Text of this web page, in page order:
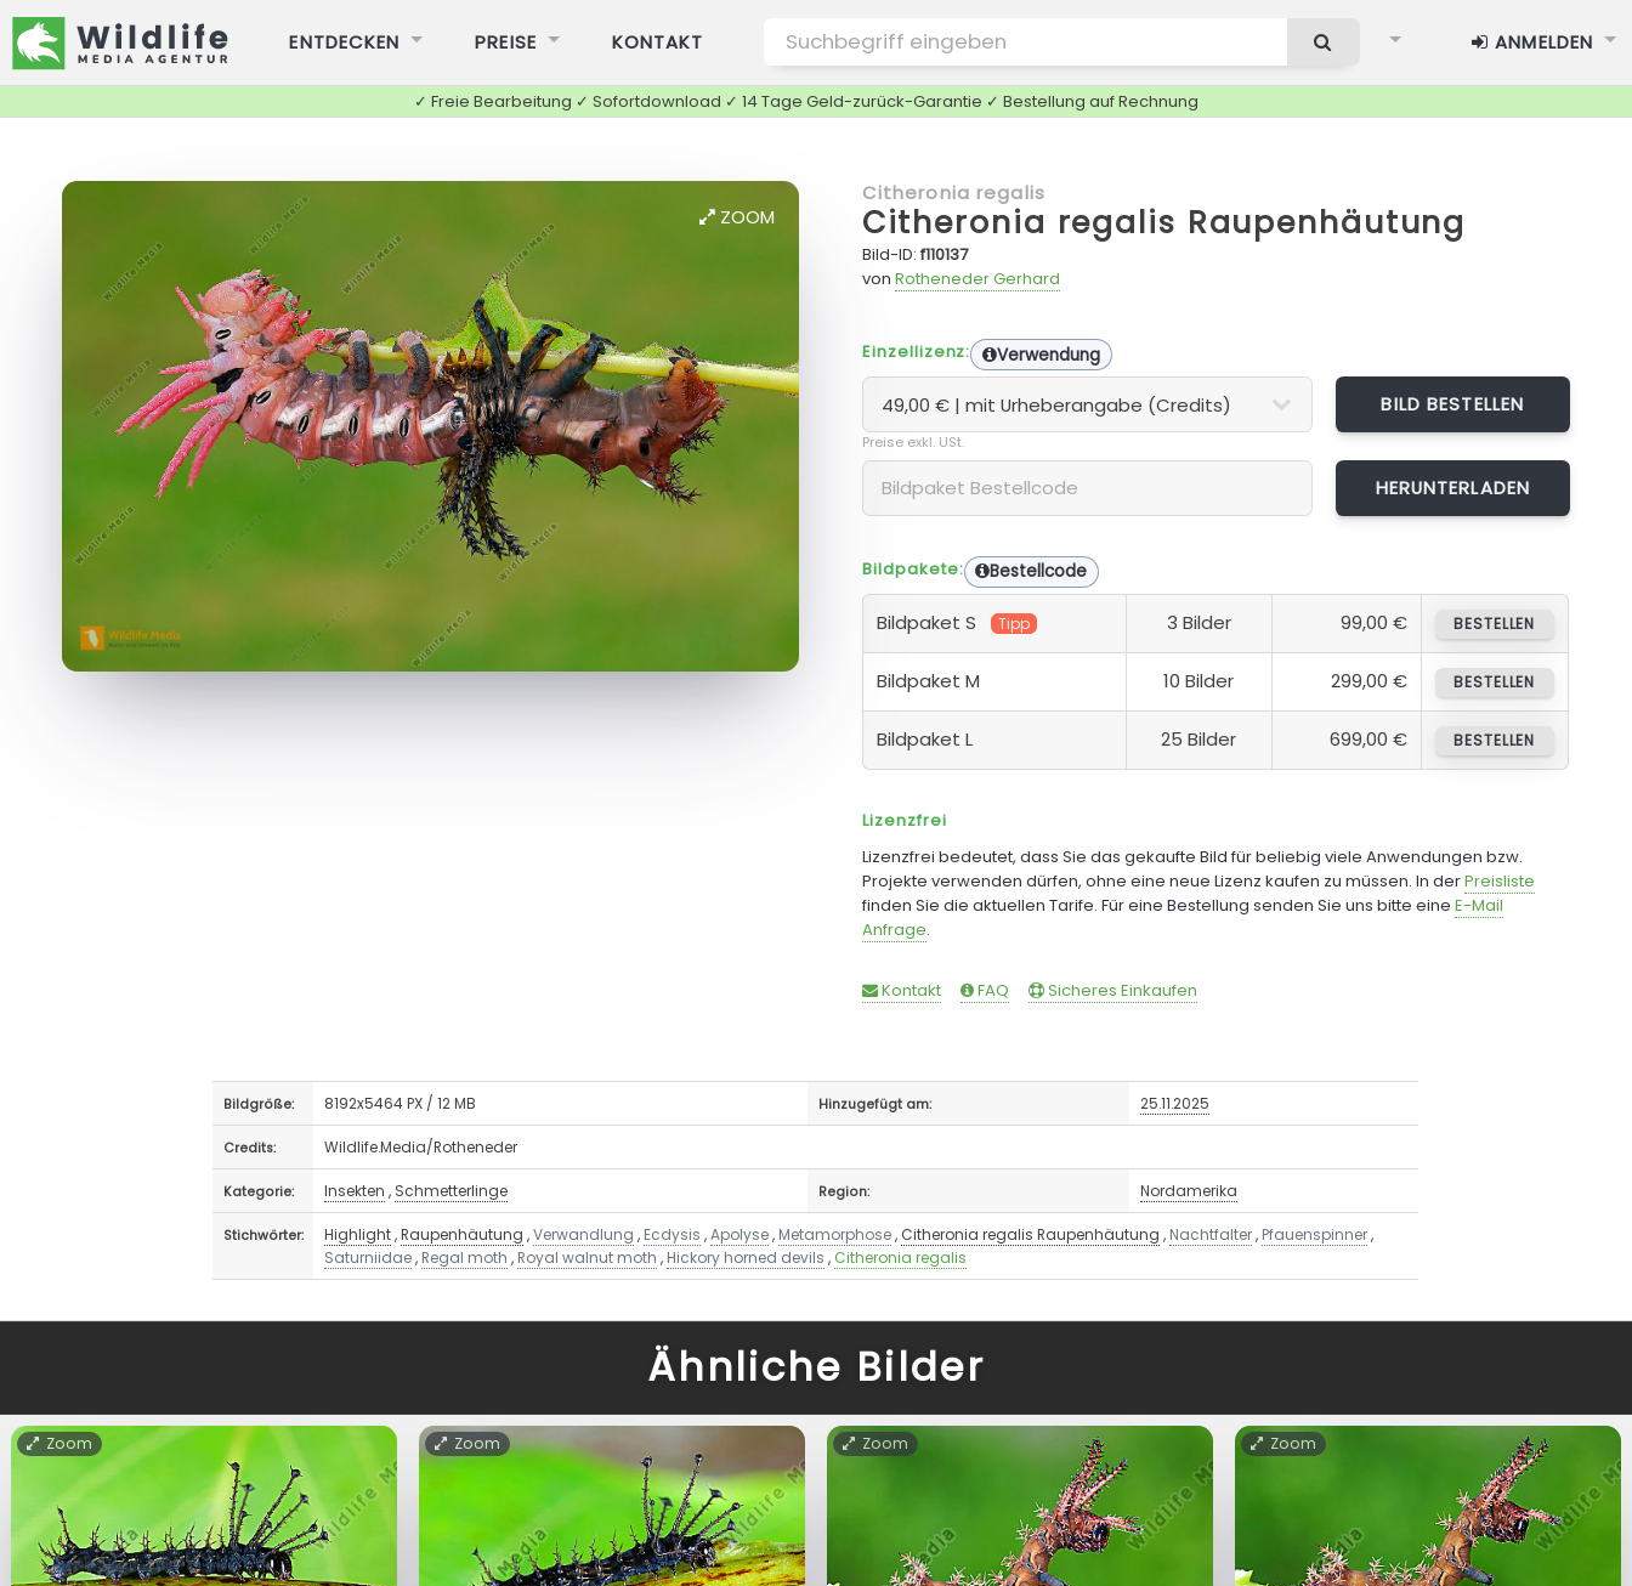
ENTDECKEN PREISE KONTAKT ANMELDEN
✓ Freie Bearbeitung ✓ Sofortdownload ✓ 14 Tage Geld-zurück-Garantie ✓ Bestellung auf Rechnung
ZOOM
Citheronia regalis
Citheronia regalis Raupenhäutung
Bild-ID:f110137
von Rotheneder Gerhard
Einzellizenz: Verwendung
BILD BESTELLEN
Preise exkl. USt.
Bildpakete: Bestellcode
Bildpaket S Tipp 3 Bilder 99,00 € BESTELLEN
Bildpaket M 10 Bilder 299,00 € BESTELLEN
Bildpaket L 25 Bilder 699,00 € BESTELLEN
Lizenzfrei
Lizenzfrei bedeutet, dass Sie das gekaufte Bild für beliebig viele Anwendungen bzw.
Projekte verwenden dürfen, ohne eine neue Lizenz kaufen zu müssen. In derPreisliste
finden Sie die aktuellen Tarife. Für eine Bestellung senden Sie uns bitte eine E-Mail
Anfrage.
Kontakt FAQ Sicheres Einkaufen
Bildgröße: 8192x5464 PX / 12 MB Hinzugefügt am: 25.11.2025
Credits: Wildlife.Media/Rotheneder
Kategorie: Insekten , Schmetterlinge Region: Nordamerika
Stichwörter: Highlight,Raupenhäutung ,Verwandlung , Ecdysis ,Apolyse, Metamorphose, Citheronia regalis Raupenhäutung , Nachtfalter, Pfauenspinner,
Saturniidae, Regal moth , Royal walnut moth , Hickory horned devils , Citheronia regalis
Ähnliche Bilder
Zoom Zoom Zoom Zoom